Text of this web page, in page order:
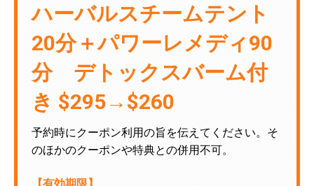
ハーバルスチームテント
20分＋パワーレメディ90
分 デトックスバーム付
き $295→$260
予約時にクーポン利用の旨を伝えてください。そ
のほかのクーポンや特典との併用不可。